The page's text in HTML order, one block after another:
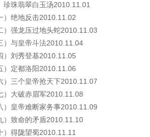
珍珠翡翠白玉汤2010.11.01
）绝地反击2010.11.02
）强龙压过地头蛇2010.11.03
）与皇帝斗法2010.11.04
）刘秀登基2010.11.05
）定都洛阳2010.11.06
）三个皇帝抢天下2010.11.07
）大破赤眉军2010.11.08
）皇帝难断家务事2010.11.09
）致命的矛盾2010.11.10
）得陇望蜀2010.11.11